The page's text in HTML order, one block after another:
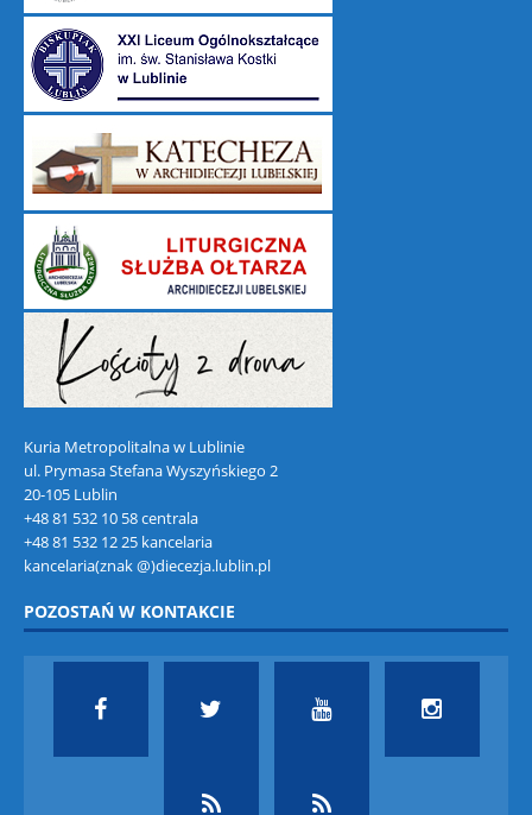
Kuria Metropolitalna w Lublinie
ul. Prymasa Stefana Wyszyńskiego 2
20-105 Lublin
+48 81 532 10 58 centrala
+48 81 532 12 25 kancelaria
kancelaria(znak @)diecezja.lublin.pl
POZOSTAŃ W KONTAKCIE